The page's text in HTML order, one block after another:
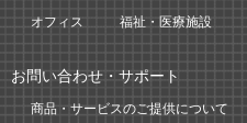
オフィス 福祉・医療施設
お問い合わせ・サポート
商品・サービスのご提供について